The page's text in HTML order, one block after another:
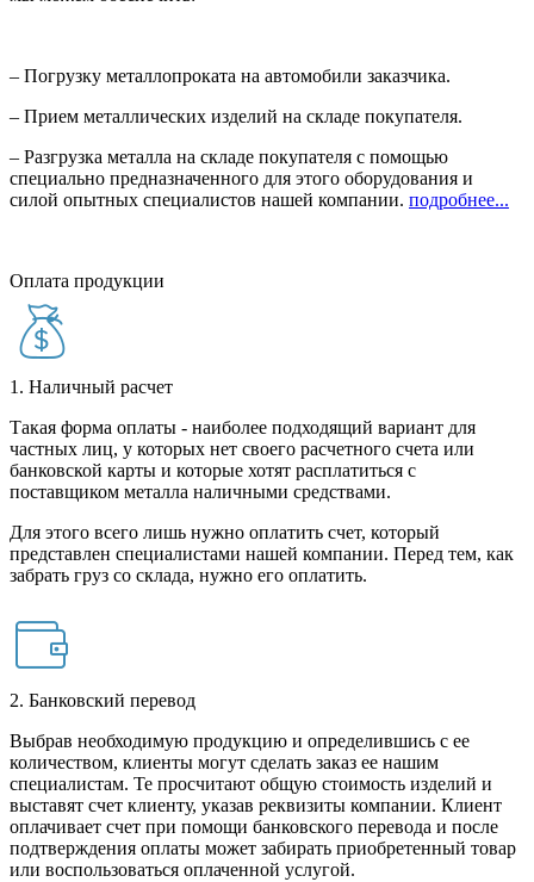
– Погрузку металлопроката на автомобили заказчика.
– Прием металлических изделий на складе покупателя.
– Разгрузка металла на складе покупателя с помощью
специально предназначенного для этого оборудования и
силой опытных специалистов нашей компании. подробнее...
Оплата продукции
1. Наличный расчет
Такая форма оплаты - наиболее подходящий вариант для
частных лиц, у которых нет своего расчетного счета или
банковской карты и которые хотят расплатиться с
поставщиком металла наличными средствами.
Для этого всего лишь нужно оплатить счет, который
представлен специалистами нашей компании. Перед тем, как
забрать груз со склада, нужно его оплатить.
2. Банковский перевод
Выбрав необходимую продукцию и определившись с ее
количеством, клиенты могут сделать заказ ее нашим
специалистам. Те просчитают общую стоимость изделий и
выставят счет клиенту, указав реквизиты компании. Клиент
оплачивает счет при помощи банковского перевода и после
подтверждения оплаты может забирать приобретенный товар
или воспользоваться оплаченной услугой.